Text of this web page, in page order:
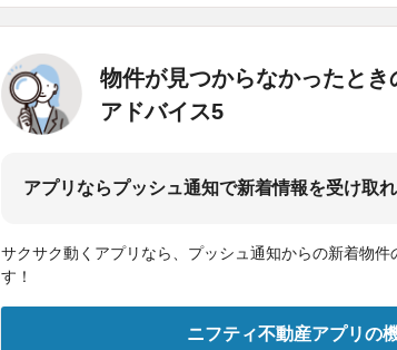
物件が見つからなかったとき
アドバイス5
アプリならプッシュ通知で新着情報を受け取れ
サクサク動くアプリなら、プッシュ通知からの新着物
す！
ニフティ不動産アプリの